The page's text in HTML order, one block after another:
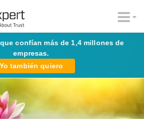
confían más de 1,4 millones de
empresas.
Yo también quiero